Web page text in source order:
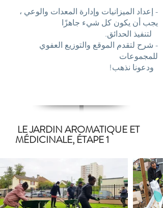
- إعداد الميزانيات وإدارة المعدات والوعي ،
يجب أن يكون كل شيء جاهزًا
لتنفيذ الحدائق.
- شرح لتقدم الموقع والتوزيع العفوي
للمجموعات
ودعونا نذهب!
LE JARDIN AROMATIQUE ET
MÉDICINALE, ÉTAPE 1